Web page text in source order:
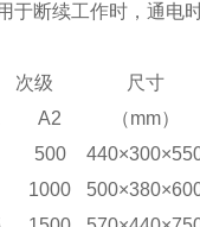
于断续工作时，通电
次级
尺寸
（mm）
A2
500
1000